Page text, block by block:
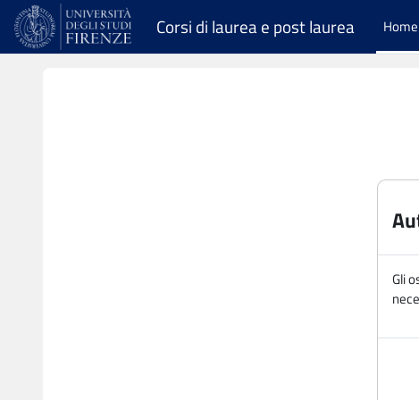
Vai al contenuto principale
Corsi di laurea e post laurea Home
Gli